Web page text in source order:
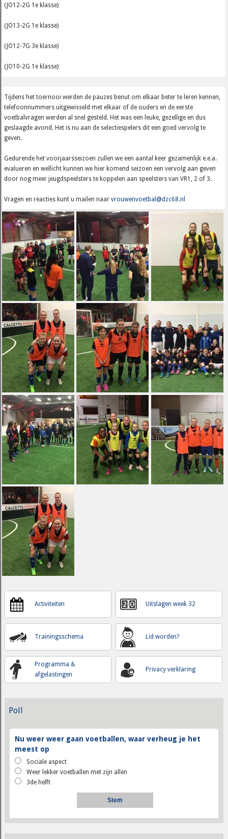
(JO12-2G 1e klasse)
(JO13-2G 1e klasse)
(JO12-7G 3e klasse)
(JO10-2G 1e klasse)
Tijdens het toernooi werden de pauzes benut om elkaar beter te leren kennen,
telefoonnummers uitgewisseld met elkaar of de ouders en de eerste
voetbalvragen werden al snel gesteld. Het was een leuke, gezellige en dus
geslaagde avond. Het is nu aan de selectiespelers dit een goed vervolg te
geven.
Gedurende het voorjaarsseizoen zullen we een aantal keer gezamenlijk e.e.a.
evalueren en wellicht kunnen we hier komend seizoen een vervolg aan geven
door nog meer jeugdspeelsters te koppelen aan speelsters van VR1, 2 of 3.
Vragen en reacties kunt u mailen naarvrouwenvoetbal@dzc68.nl
Activiteiten
Trainingsschema
Programma &
afgelastingen
Uitslagen week 32
Lid worden?
Privacy verklaring
Poll
Nu weer weer gaan voetballen, waar verheug je het
meest op
Sociale aspect
Weer lekker voetballen met zijn allen
3de helft